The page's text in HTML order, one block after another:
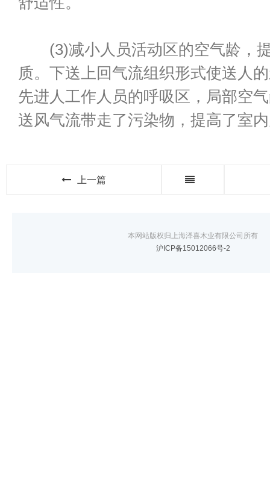
(3)减小人员活动区的空气龄，
质。下送上回气流组织形式使送人
先进人工作人员的呼吸区，局部空
送风气流带走了污染物，提高了室
上一篇
本网站版权归上海泽喜木业有限公司所有
沪ICP备15012066号-2